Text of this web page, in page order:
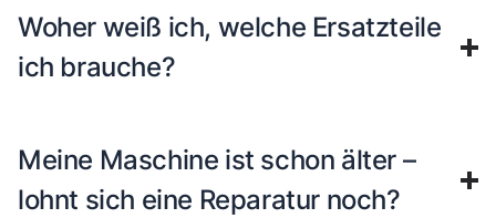
Woher weiß ich, welche Ersatzteile
ich brauche?
Meine Maschine ist schon älter –
lohnt sich eine Reparatur noch?